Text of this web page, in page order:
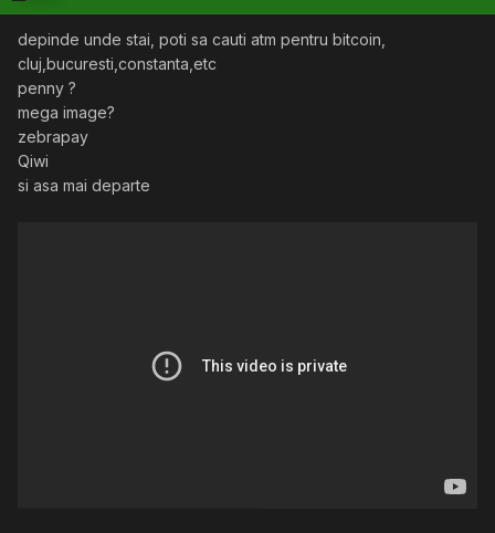
depinde unde stai, poti sa cauti atm pentru bitcoin,
cluj,bucuresti,constanta,etc
penny ?
mega image?
zebrapay
Qiwi
si asa mai departe